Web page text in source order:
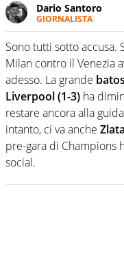
Dario Santoro
GIORNALISTA
Scrive,
sfaccettature.
concentrarsi
Sono tutti sotto accusa.
Milan contro il Venezia
adesso. La grande
Liverpool (1-3) ha
restare ancora alla
intanto, ci va anche
pre-gara di Champions
social.